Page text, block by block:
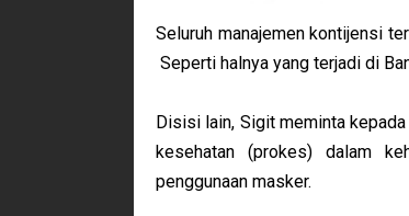
Seluruh manajemen kontijensi
Seperti halnya yang terjadi di
Disisi lain, Sigit meminta
kesehatan (prokes) dalam
penggunaan masker.